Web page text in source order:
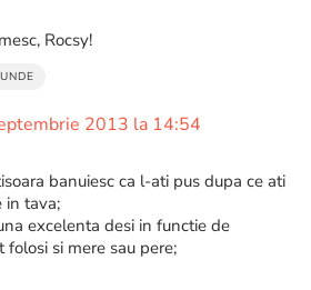
Rocsy!
2013 la 14:54
banuiesc ca l-ati pus dupa ce ati
in tava;
excelenta desi in functie de
si mere sau pere;